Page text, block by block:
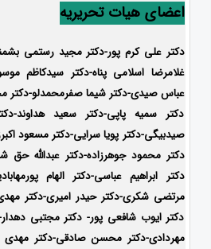
اعضای هیات تحریریه
دکتر علی کرم پور-دکتر مجید رستمی
غلامرضا اسلامی پناه-دکتر سیدکاظم
عباس صیدی-دکتر شیما صفرمحمدلو-دکتر
دکتر سمیه پاپی-دکتر سعید هداوند-
صیدبیگی-دکتر پویا سرایی-دکتر مسعود
دکتر محمود جوهرزاده-دکتر عبدالله حق
دکتر ابراهیم عباسی-دکتر الهام
مرتضی شکری-دکتر حیدر امیری-دکتر
دکتر ایوب شافعی پور- دکتر مجتبی دهدار-
مهردادی-دکتر محسن صادقی-دکتر